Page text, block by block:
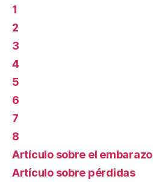
1
2
3
4
5
6
7
8
Artículo sobre el embarazo
Artículo sobre pérdidas